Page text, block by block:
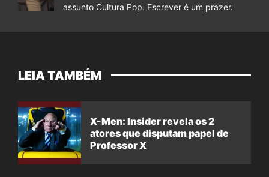
assunto Cultura Pop. Escrever é um prazer.
LEIA TAMBÉM
X-Men: Insider revela os 2
atores que disputam papel de
Professor X